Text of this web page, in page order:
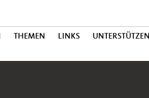
THEMEN LINKS UNTERSTÜTZEN